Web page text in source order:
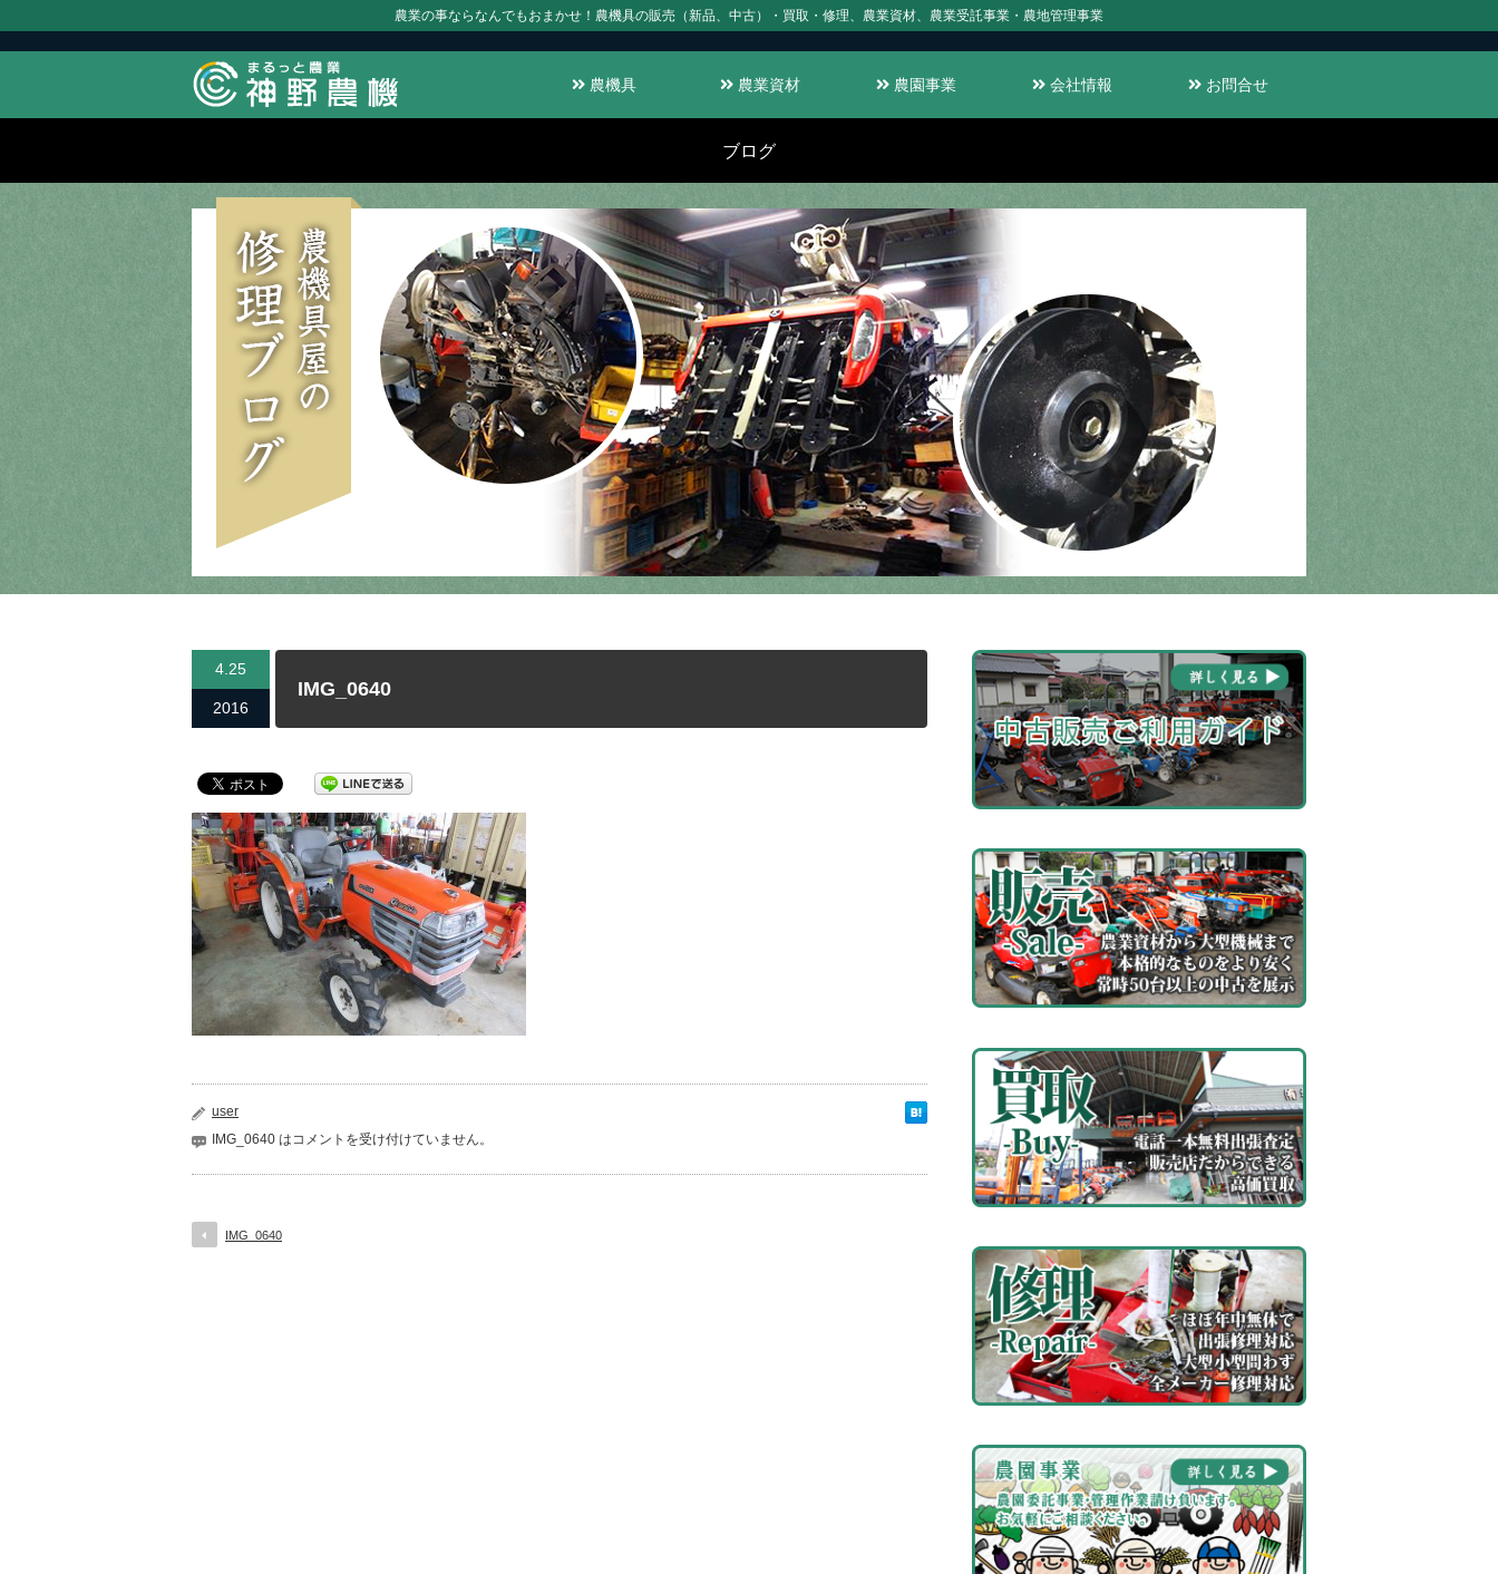
農業の事ならなんでもおまかせ！農機具の販売（新品、中古）・買取・修理、農業資材、農業受託事業・農地管理事業
農機具 農業資材 農園事業 会社情報 お問合せ
ブログ
4.25
2016
IMG_0640
user
IMG_0640 はコメントを受け付けていません。
IMG_0640